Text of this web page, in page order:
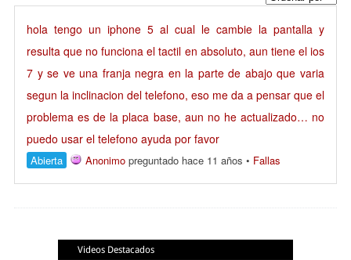
hola tengo un iphone 5 al cual le cambie la pantalla y
resulta que no funciona el tactil en absoluto, aun tiene el ios
7 y se ve una franja negra en la parte de abajo que varia
segun la inclinacion del telefono, eso me da a pensar que el
problema es de la placa base, aun no he actualizado… no
puedo usar el telefono ayuda por favor
Abierta Anonimo preguntado hace 11 años • Fallas
Videos Destacados